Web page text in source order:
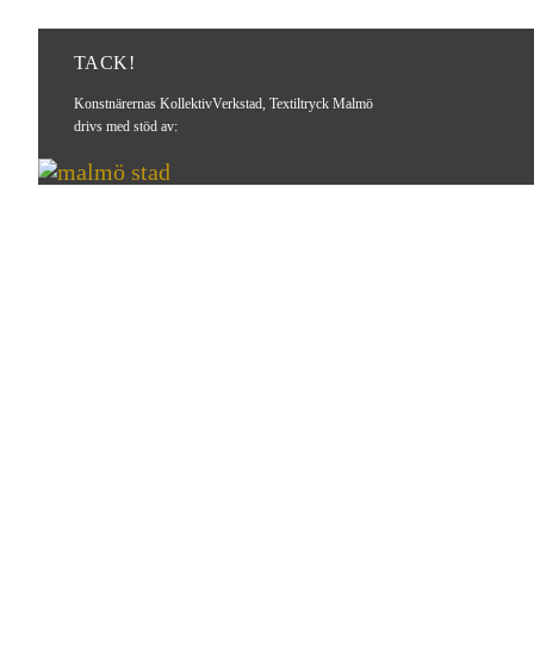
TACK!
Konstnärernas KollektivVerkstad, Textiltryck Malmö
drivs med stöd av: